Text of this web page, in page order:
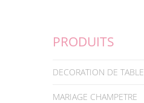
PRODUITS
DECORATION DE TABLE
MARIAGE CHAMPETRE